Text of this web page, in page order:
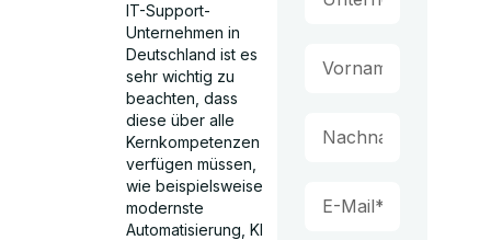
IT-Support-
Unternehmen in
Deutschland ist es
sehr wichtig zu
beachten, dass
diese über alle
Kernkompetenzen
verfügen müssen,
wie beispielsweise
modernste
Automatisierung, KI